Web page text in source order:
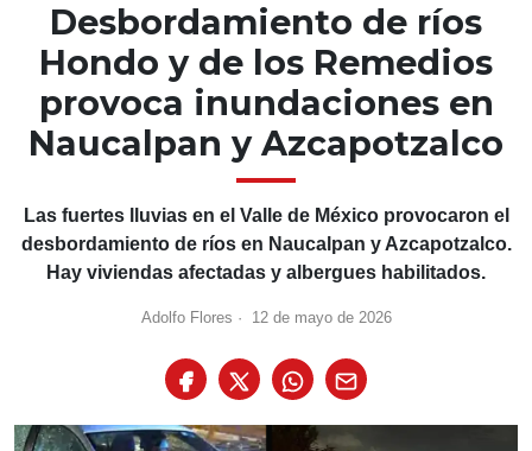
Desbordamiento de ríos
Hondo y de los Remedios
provoca inundaciones en
Naucalpan y Azcapotzalco
Las fuertes lluvias en el Valle de México provocaron el
desbordamiento de ríos en Naucalpan y Azcapotzalco.
Hay viviendas afectadas y albergues habilitados.
Adolfo Flores · 12 de mayo de 2026